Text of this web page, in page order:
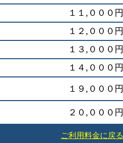
１１,０００円
１２,０００円
１３,０００円
１４,０００円
１９,０００円
２０,０００円
ご利用料金に戻る